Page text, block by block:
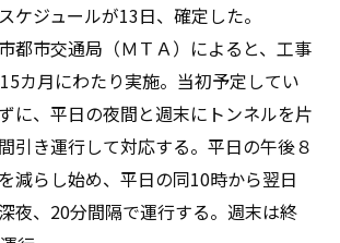
ケジュールが13日、確定した。
都市交通局（ＭＴＡ）によると、工事
カ月にわたり実施。当初予定してい
に、平日の夜間と週末にトンネルを片
引き運行して対応する。平日の午後８
減らし始め、平日の同10時から翌日
夜、20分間隔で運行する。週末は終